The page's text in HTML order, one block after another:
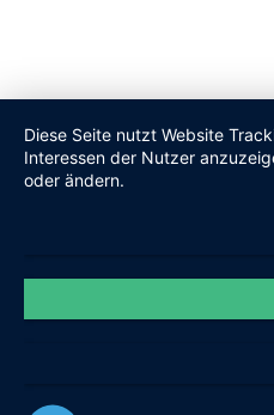
Diese Seite nutzt Website
Interessen der Nutzer
oder ändern.